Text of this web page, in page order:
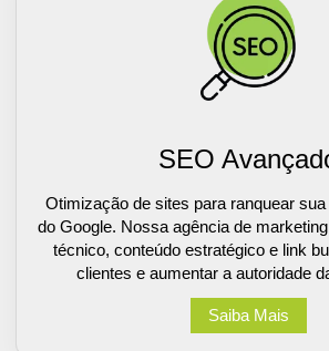
SEO
Otimização de sites para ranquear
do Google. Nossa agência de
técnico, conteúdo estratégico e link
clientes e aumentar a autoridade
Saiba Mais